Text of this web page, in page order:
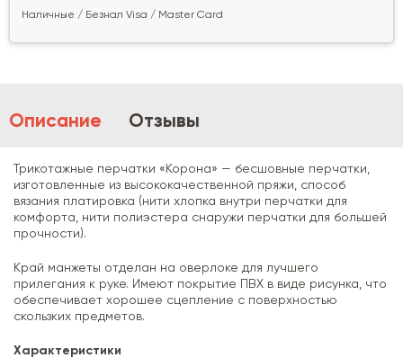
Наличные / Безнал Visa / Master Card
Описание Отзывы
Трикотажные перчатки «Корона» — бесшовные перчатки,
изготовленные из высококачественной пряжи, способ
вязания платировка (нити хлопка внутри перчатки для
комфорта, нити полиэстера снаружи перчатки для большей
прочности).
Край манжеты отделан на оверлоке для лучшего
прилегания к руке. Имеют покрытие ПВХ в виде рисунка, что
обеспечивает хорошее сцепление с поверхностью
скользких предметов.
Характеристики